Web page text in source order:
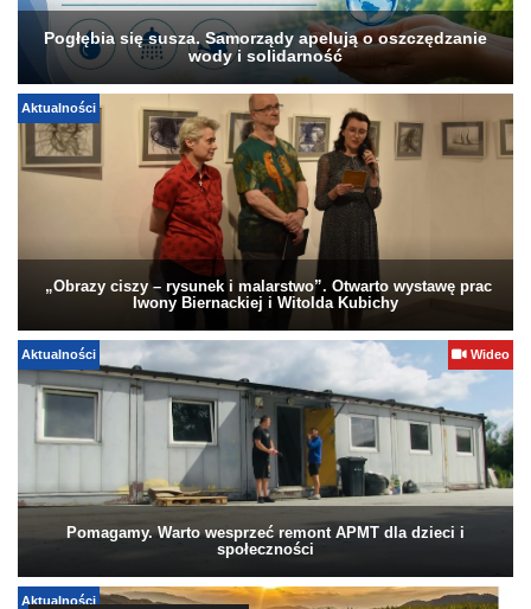
Pogłębia się susza. Samorządy apelują o oszczędzanie
wody i solidarność
Aktualności
„Obrazy ciszy – rysunek i malarstwo”. Otwarto wystawę prac
Iwony Biernackiej i Witolda Kubichy
Aktualności Wideo
Pomagamy. Warto wesprzeć remont APMT dla dzieci i
społeczności
Aktualności